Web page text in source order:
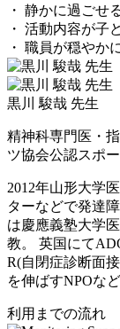
・ 静かに過ごせ
・ 活動内容が子
・ 職員が穏やか
黒川 駿哉 先生
精神科専門医・
ツ協会公認スポ
2012年山形大学
ターなどで発達
は慶應義塾大学
教。 英国にて
R(自閉症診断面
を伸ばすNPOな
利用までの流れ